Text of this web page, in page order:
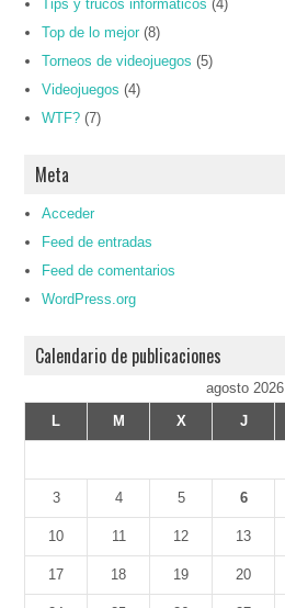
Tips y trucos informáticos (4)
Top de lo mejor (8)
Torneos de videojuegos (5)
Videojuegos (4)
WTF? (7)
Meta
Acceder
Feed de entradas
Feed de comentarios
WordPress.org
Calendario de publicaciones
agosto 2026
L
M X J
3 4 5 6
10 11 12 13
17 18 19 20